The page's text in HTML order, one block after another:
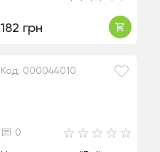
182 грн
Код: 000044010
0